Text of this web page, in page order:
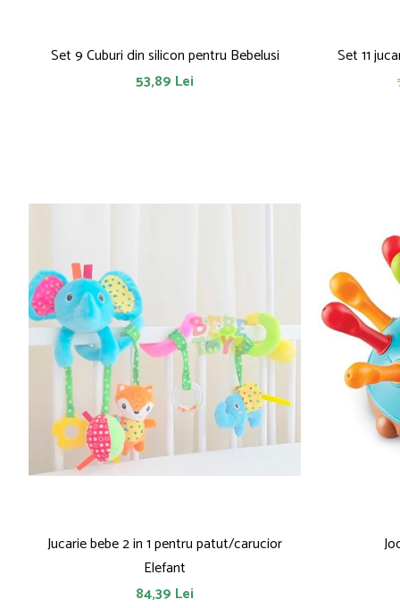
Set 9 Cuburi din silicon pentru Bebelusi
53,89 Lei
Set 11
Jucarie bebe 2 in 1 pentru patut/carucior
Elefant
84,39 Lei